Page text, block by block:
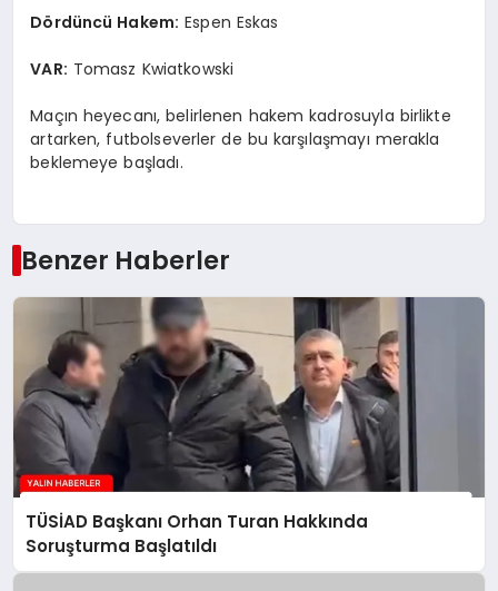
Dördüncü Hakem: Espen Eskas
VAR: Tomasz Kwiatkowski
Maçın heyecanı, belirlenen hakem kadrosuyla birlikte
artarken, futbolseverler de bu karşılaşmayı merakla
beklemeye başladı.
Benzer Haberler
TÜSİAD Başkanı Orhan Turan Hakkında
Soruşturma Başlatıldı